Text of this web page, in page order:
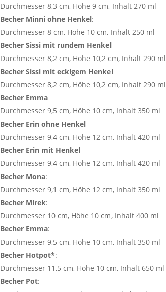
Durchmesser 8,3 cm, Höhe 9 cm, Inhalt 270 ml
Becher Minni ohne Henkel:
Durchmesser 8 cm, Höhe 10 cm, Inhalt 250 ml
Becher Sissi mit rundem Henkel
Durchmesser 8,2 cm, Höhe 10,2 cm, Inhalt 290 ml
Becher Sissi mit eckigem Henkel
Durchmesser 8,2 cm, Höhe 10,2 cm, Inhalt 290 ml
Becher Emma
Durchmesser 9,5 cm, Höhe 10 cm, Inhalt 350 ml
Becher Erin ohne Henkel
Durchmesser 9,4 cm, Höhe 12 cm, Inhalt 420 ml
Becher Erin mit Henkel
Durchmesser 9,4 cm, Höhe 12 cm, Inhalt 420 ml
Becher Mona:
Durchmesser 9,1 cm, Höhe 12 cm, Inhalt 350 ml
Becher Mirek:
Durchmesser 10 cm, Höhe 10 cm, Inhalt 400 ml
Becher Emma:
Durchmesser 9,5 cm, Höhe 10 cm, Inhalt 350 ml
Becher Hotpot*:
Durchmesser 11,5 cm, Höhe 10 cm, Inhalt 650 ml
Becher Pot: